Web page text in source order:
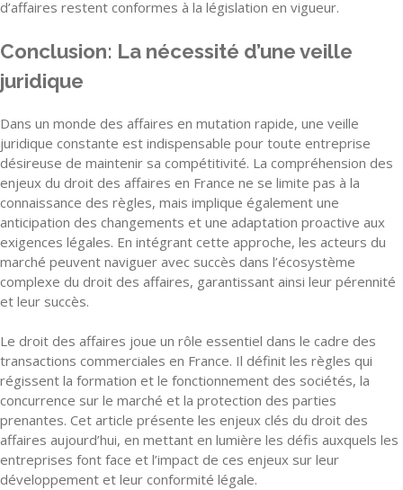
d’affaires restent conformes à la législation en vigueur.
Conclusion: La nécessité d’une veille
juridique
Dans un monde des affaires en mutation rapide, une veille
juridique constante est indispensable pour toute entreprise
désireuse de maintenir sa compétitivité. La compréhension des
enjeux du droit des affaires en France ne se limite pas à la
connaissance des règles, mais implique également une
anticipation des changements et une adaptation proactive aux
exigences légales. En intégrant cette approche, les acteurs du
marché peuvent naviguer avec succès dans l’écosystème
complexe du droit des affaires, garantissant ainsi leur pérennité
et leur succès.
Le droit des affaires joue un rôle essentiel dans le cadre des
transactions commerciales en France. Il définit les règles qui
régissent la formation et le fonctionnement des sociétés, la
concurrence sur le marché et la protection des parties
prenantes. Cet article présente les enjeux clés du droit des
affaires aujourd’hui, en mettant en lumière les défis auxquels les
entreprises font face et l’impact de ces enjeux sur leur
développement et leur conformité légale.